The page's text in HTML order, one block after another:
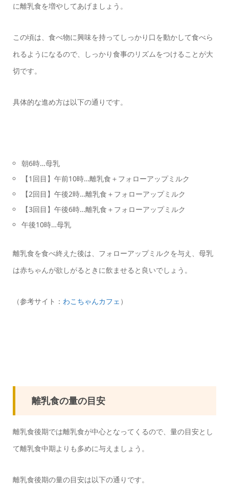
に離乳食を増やしてあげましょう。
この頃は、食べ物に興味を持ってしっかり口を動かして食べら
れるようになるので、しっかり食事のリズムをつけることが大
切です。
具体的な進め方は以下の通りです。
朝6時…母乳
【1回目】午前10時…離乳食＋フォローアップミルク
【2回目】午後2時…離乳食＋フォローアップミルク
【3回目】午後6時…離乳食＋フォローアップミルク
午後10時…母乳
離乳食を食べ終えた後は、フォローアップミルクを与え、母乳
は赤ちゃんが欲しがるときに飲ませると良いでしょう。
（参考サイト： わこちゃんカフェ ）
離乳食の量の目安
離乳食後期では離乳食が中心となってくるので、量の目安とし
て離乳食中期よりも多めに与えましょう。
離乳食後期の量の目安は以下の通りです。